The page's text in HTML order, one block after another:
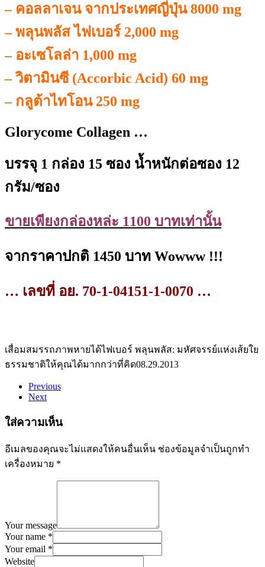
– คอลลาเจน จากประเทศญี่ปุ่น 8000 mg
– พลุนพลัส ไฟเบอร์ 2,000 mg
– อะเซโลล่า 1,000 mg
– วิตามินซี (Accorbic Acid) 60 mg
– กลูต้าไทโอน 250 mg
Glorycome Collagen …
บรรจุ 1 กล่อง 15 ซอง น้ำหนักต่อซอง 12
กรัม/ซอง
ขายเพียงกล่องหล่ะ 1100 บาทเท่านั้น
จากราคาปกติ 1450 บาท Wowww !!!
… เลขที่ อย. 70-1-04151-1-0070 …
เสื่อมสมรรถภาพหายได้ไฟเบอร์ พลุนพลัส: มหัศจรรย์แห่งเส้ยใย
ธรรมชาติให้คุณได้มากกว่าที่คิด08.29.2013
Previous
Next
ใส่ความเห็น
อีเมลของคุณจะไม่แสดงให้คนอื่นเห็น ช่องข้อมูลจำเป็นถูกทำ
เครื่องหมาย *
Your message
Your name *
Your email *
Website